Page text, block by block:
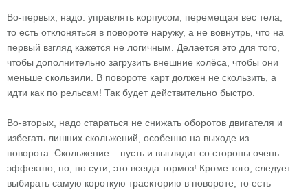
Во-первых, надо: управлять корпусом, перемещая вес тела,
то есть отклоняться в повороте наружу, а не вовнутрь, что на
первый взгляд кажется не логичным. Делается это для того,
чтобы дополнительно загрузить внешние колёса, чтобы они
меньше скользили. В повороте карт должен не скользить, а
идти как по рельсам! Так будет действительно быстро.
Во-вторых, надо стараться не снижать оборотов двигателя и
избегать лишних скольжений, особенно на выходе из
поворота. Скольжение – пусть и выглядит со стороны очень
эффектно, но, по сути, это всегда тормоз! Кроме того, следует
выбирать самую короткую траекторию в повороте, то есть